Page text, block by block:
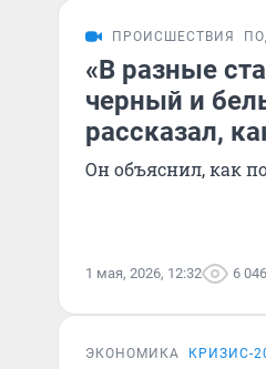
ПРОИСШЕСТВИЯ
«В разные
черный и
рассказал,
Он объяснил, как
1 мая, 2026, 12:32 6 046
ЭКОНОМИКА КРИЗИС-